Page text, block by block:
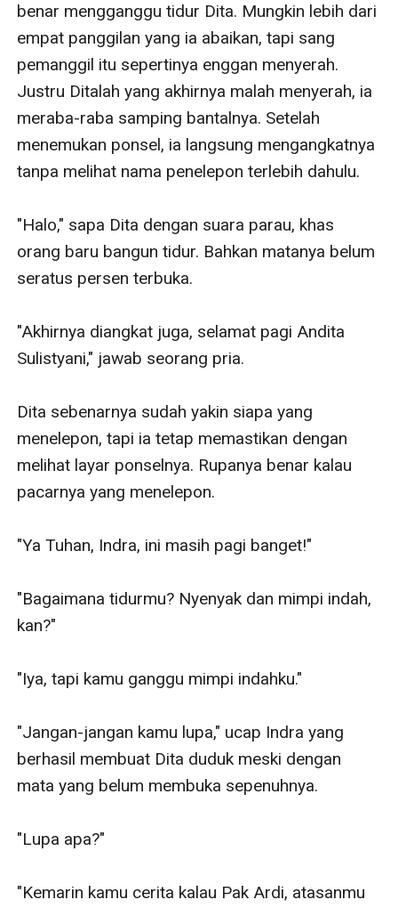
benar mengganggu tidur Dita. Mungkin lebih dari
empat panggilan yang ia abaikan, tapi sang
pemanggil itu sepertinya enggan menyerah.
Justru Ditalah yang akhirnya malah menyerah, ia
meraba-raba samping bantalnya. Setelah
menemukan ponsel, ia langsung mengangkatnya
tanpa melihat nama penelepon terlebih dahulu.
"Halo," sapa Dita dengan suara parau, khas
orang baru bangun tidur. Bahkan matanya belum
seratus persen terbuka.
"Akhirnya diangkat juga, selamat pagi Andita
Sulistyani," jawab seorang pria.
Dita sebenarnya sudah yakin siapa yang
menelepon, tapi ia tetap memastikan dengan
melihat layar ponselnya. Rupanya benar kalau
pacarnya yang menelepon.
"Ya Tuhan, Indra, ini masih pagi banget!"
"Bagaimana tidurmu? Nyenyak dan mimpi indah,
kan?"
"Iya, tapi kamu ganggu mimpi indahku."
"Jangan-jangan kamu lupa," ucap Indra yang
berhasil membuat Dita duduk meski dengan
mata yang belum membuka sepenuhnya.
"Lupa apa?"
"Kemarin kamu cerita kalau Pak Ardi, atasanmu